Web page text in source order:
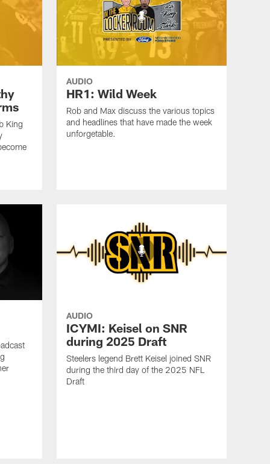
King
AUDIO
HR1: Wild Week
Rob and Max discuss the various topics
and headlines that have made the week
unforgetable.
AUDIO
ICYMI: Keisel on SNR
during 2025 Draft
Steelers legend Brett Keisel joined SNR
during the third day of the 2025 NFL
Draft